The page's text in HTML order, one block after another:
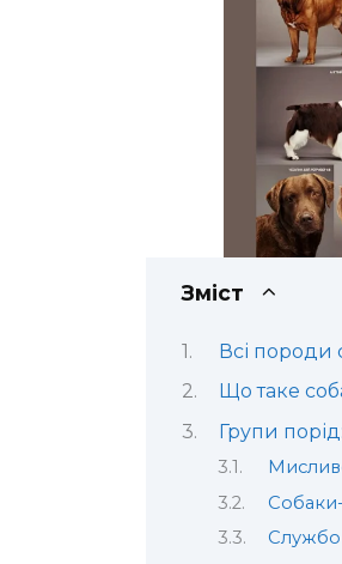
Зміст
Всі породи
Що таке
Групи